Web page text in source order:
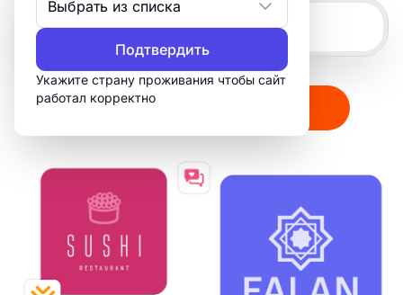
Выбрать из списка
Подтвердить
Укажите страну проживания чтобы сайт
работал корректно
Создать мой логотип